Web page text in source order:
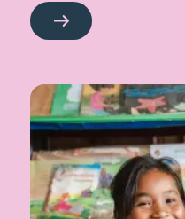
Vårt
arbete
på
flickor